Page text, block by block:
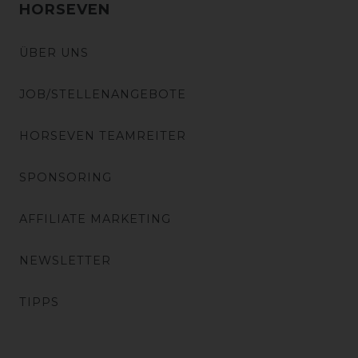
HORSEVEN
ÜBER UNS
JOB/STELLENANGEBOTE
HORSEVEN TEAMREITER
SPONSORING
AFFILIATE MARKETING
NEWSLETTER
TIPPS